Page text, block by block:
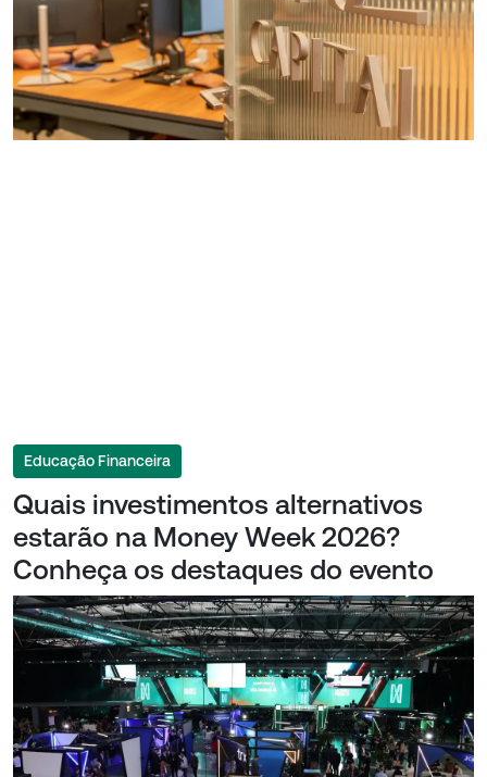
Educação Financeira
Quais investimentos alternativos
estarão na Money Week 2026?
Conheça os destaques do evento